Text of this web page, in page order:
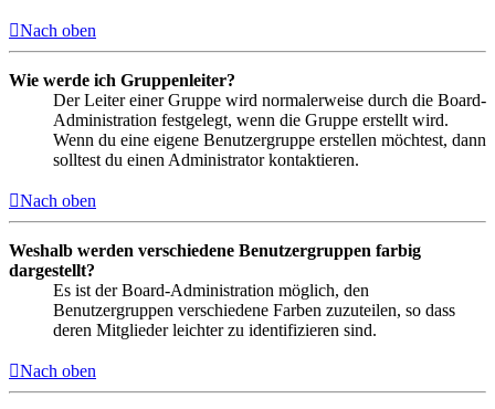
Nach oben
Wie werde ich Gruppenleiter?
Der Leiter einer Gruppe wird normalerweise durch die Board-
Administration festgelegt, wenn die Gruppe erstellt wird.
Wenn du eine eigene Benutzergruppe erstellen möchtest, dann
solltest du einen Administrator kontaktieren.
Nach oben
Weshalb werden verschiedene Benutzergruppen farbig
dargestellt?
Es ist der Board-Administration möglich, den
Benutzergruppen verschiedene Farben zuzuteilen, so dass
deren Mitglieder leichter zu identifizieren sind.
Nach oben